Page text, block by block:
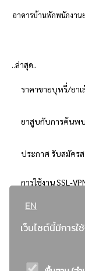
EN
เว็บไซต์นี้มีการใ
อาคารบ้านพักพนักงาน
..ล่าสุด..
ราคาขายบุหรี่/ยาเ
ยาสูบกับการค้นพบ
ประกาศ รับสมัคร
การใช้งาน SSL-
..ยอดนิยม..